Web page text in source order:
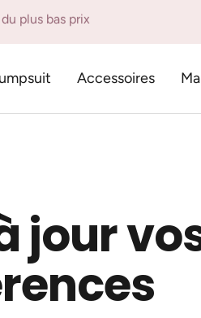
l'achat de 125$ et plus
Accessoires
jour